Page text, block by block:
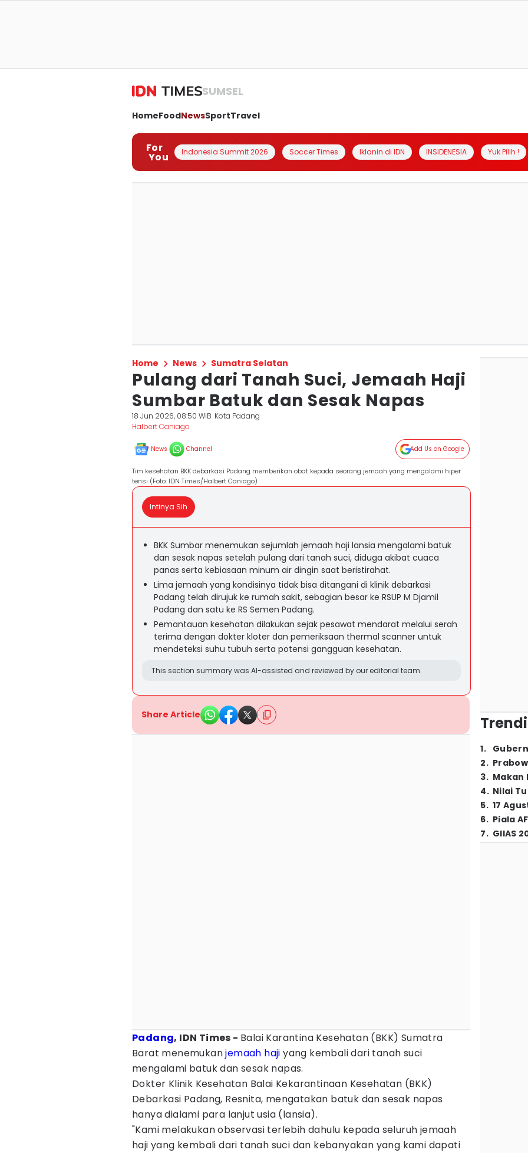
SUMSEL
HomeFoodNewsSportTravel
For
You Indonesia Summit 2026 Soccer Times Iklanin di IDN INSIDENESIA Yuk Pilih !
Home News Sumatra Selatan
Pulang dari Tanah Suci, Jemaah Haji
Sumbar Batuk dan Sesak Napas
18 Jun 2026, 08:50 WIB Kota Padang
Halbert Caniago
News Channel Add Us on Google
Tim kesehatan BKK debarkasi Padang memberikan obat kepada seorang jemaah yang mengalami hiper
tensi (Foto: IDN Times/Halbert Caniago)
Intinya Sih
BKK Sumbar menemukan sejumlah jemaah haji lansia mengalami batuk
dan sesak napas setelah pulang dari tanah suci, diduga akibat cuaca
panas serta kebiasaan minum air dingin saat beristirahat.
Lima jemaah yang kondisinya tidak bisa ditangani di klinik debarkasi
Padang telah dirujuk ke rumah sakit, sebagian besar ke RSUP M Djamil
Padang dan satu ke RS Semen Padang.
Pemantauan kesehatan dilakukan sejak pesawat mendarat melalui serah
terima dengan dokter kloter dan pemeriksaan thermal scanner untuk
mendeteksi suhu tubuh serta potensi gangguan kesehatan.
This section summary was AI-assisted and reviewed by our editorial team.
Share Article
Padang, IDN Times - Balai Karantina Kesehatan (BKK) Sumatra
Barat menemukanjemaah haji yang kembali dari tanah suci
mengalami batuk dan sesak napas.
Dokter Klinik Kesehatan Balai Kekarantinaan Kesehatan (BKK)
Debarkasi Padang, Resnita, mengatakan batuk dan sesak napas
hanya dialami para lanjut usia (lansia).
"Kami melakukan observasi terlebih dahulu kepada seluruh jemaah
haji yang kembali dari tanah suci dan kebanyakan yang kami dapati
1.
2.
3. Makan
4. Nilai
5. 17
6. Piala
7. GIIAS